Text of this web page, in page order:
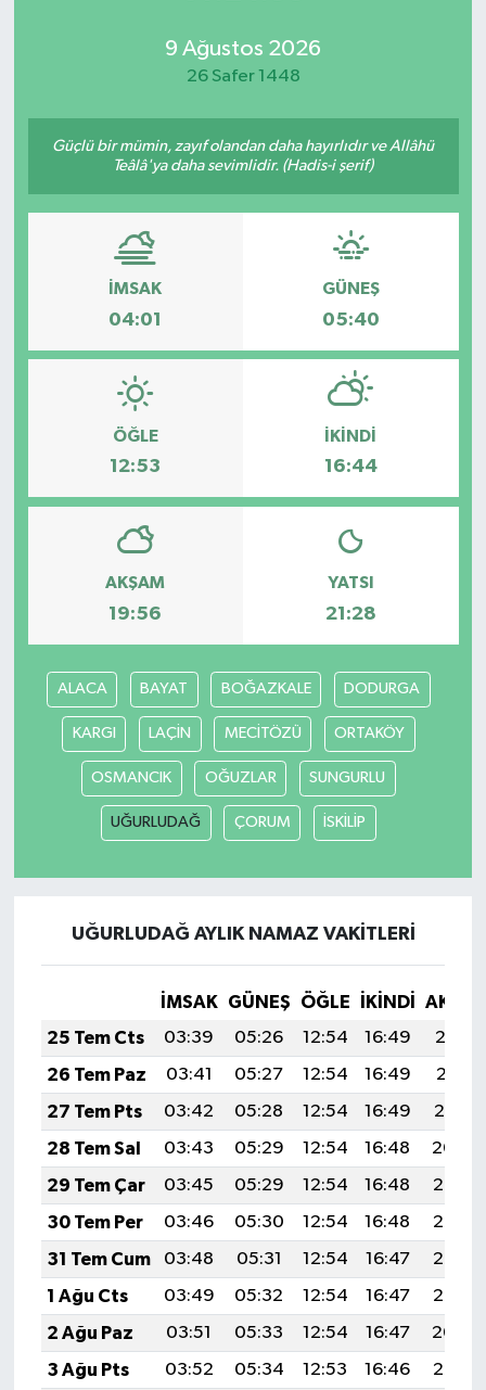
9 Ağustos 2026
26 Safer 1448
Güçlü bir mümin, zayıf olandan daha hayırlıdır ve Allâhü
Teâlâ'ya daha sevimlidir. (Hadis-i şerif)
İMSAK
04:01
GÜNEŞ
05:40
ÖĞLE
12:53
İKINDI
16:44
AKŞAM
19:56
YATSI
21:28
ALACA BAYAT BOĞAZKALE DODURGA
KARGI LAÇİN MECİTÖZÜ ORTAKÖY
OSMANCIK OĞUZLAR SUNGURLU
UĞURLUDAĞ ÇORUM İSKİLİP
UĞURLUDAĞ AYLIK NAMAZ VAKITLERI
İMSAK GÜNEŞ ÖĞLE İKINDI
25 Tem Cts
03:39 05:26 12:54 16:49
20:12
26 Tem Paz
03:41 05:27 12:54 16:49
20:11
27 Tem Pts
03:42 05:28 12:54 16:49
20:10
28 Tem Sal
03:43 05:29 12:54 16:48
20:09
29 Tem Çar
03:45 05:29 12:54 16:48
20:08
30 Tem Per
03:46 05:30 12:54 16:48
20:07
31 Tem Cum
03:48 05:31 12:54 16:47
20:06
1 Ağu Cts
03:49 05:32 12:54 16:47
20:05
2 Ağu Paz
03:51 05:33 12:54 16:47
20:04
3 Ağu Pts
03:52 05:34 12:53 16:46
20:03
Yaşam